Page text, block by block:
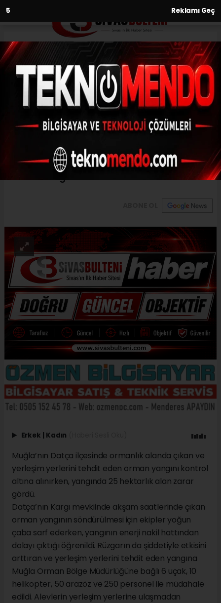
2 Reklamı Geç
Anasayfa
Datça’daki orman yangınında
25 hektarlık alan zarar gördü
ASAYIŞ
29.06.2023 - 22:27
Datça’daki orman yangınında 25 hektarlık
alan zarar gördü
Erkek | Kadın
Muğla’nın Datça ilçesinde ormanlık alanda çıkan ve
yerleşim yerlerini tehdit eden orman yangını kontrol
altına alınırken, yangında 25 hektarlık alan zarar
gördü.
Datça’nın Kargı mevkiinde akşam saatlerinde çıkan
orman yangının söndürülmesi için ekipler yoğun
çaba sarf ederken, yangının enerji nakil hattından
dolayı çıktığı öğrenildi. Rüzgarın da şiddetiyle etkisini
arttıran ve yerleşim yerlerini tehdit eden yangına
Muğla Orman Bölge Müdürlüğüne bağlı 6 uçak, 10
helikopter, 50 arazöz ve 250 personel ile müdahale
edildi. Alevlerin yerleşim yerlerine ulaşmadan